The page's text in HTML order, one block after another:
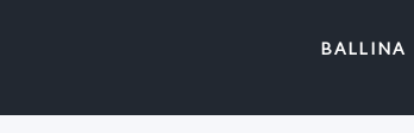
BALLINA